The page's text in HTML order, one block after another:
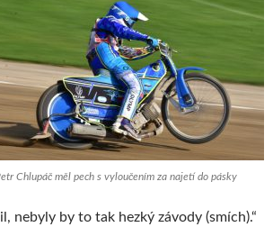
Chlupáč měl pech s vyloučením za najetí do pásky
nebyly by to tak hezký závody (smích).“